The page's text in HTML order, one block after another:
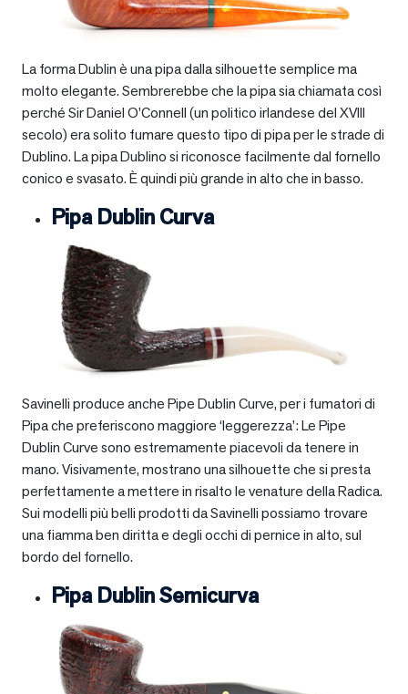
La forma Dublin è una pipa dalla silhouette semplice ma
molto elegante. Sembrerebbe che la pipa sia chiamata così
perché Sir Daniel O’Connell (un politico irlandese del XVIII
secolo) era solito fumare questo tipo di pipa per le strade di
Dublino. La pipa Dublino si riconosce facilmente dal fornello
conico e svasato. È quindi più grande in alto che in basso.
Pipa Dublin Curva
Savinelli produce anche Pipe Dublin Curve, per i fumatori di
Pipa che preferiscono maggiore ‘leggerezza’: Le Pipe
Dublin Curve sono estremamente piacevoli da tenere in
mano. Visivamente, mostrano una silhouette che si presta
perfettamente a mettere in risalto le venature della Radica.
Sui modelli più belli prodotti da Savinelli possiamo trovare
una fiamma ben diritta e degli occhi di pernice in alto, sul
bordo del fornello.
Pipa Dublin Semicurva